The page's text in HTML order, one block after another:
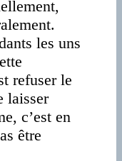
les uns
refuser le
laisser
c’est en
être